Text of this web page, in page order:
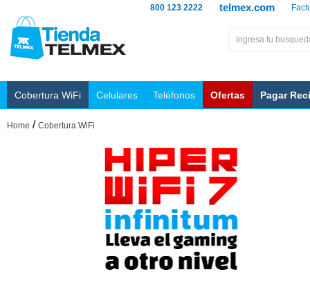
telmex.com
800 123 2222
Cobertura WiFi Celulares Teléfonos Ofertas Pagar
Home / Cobertura WiFi